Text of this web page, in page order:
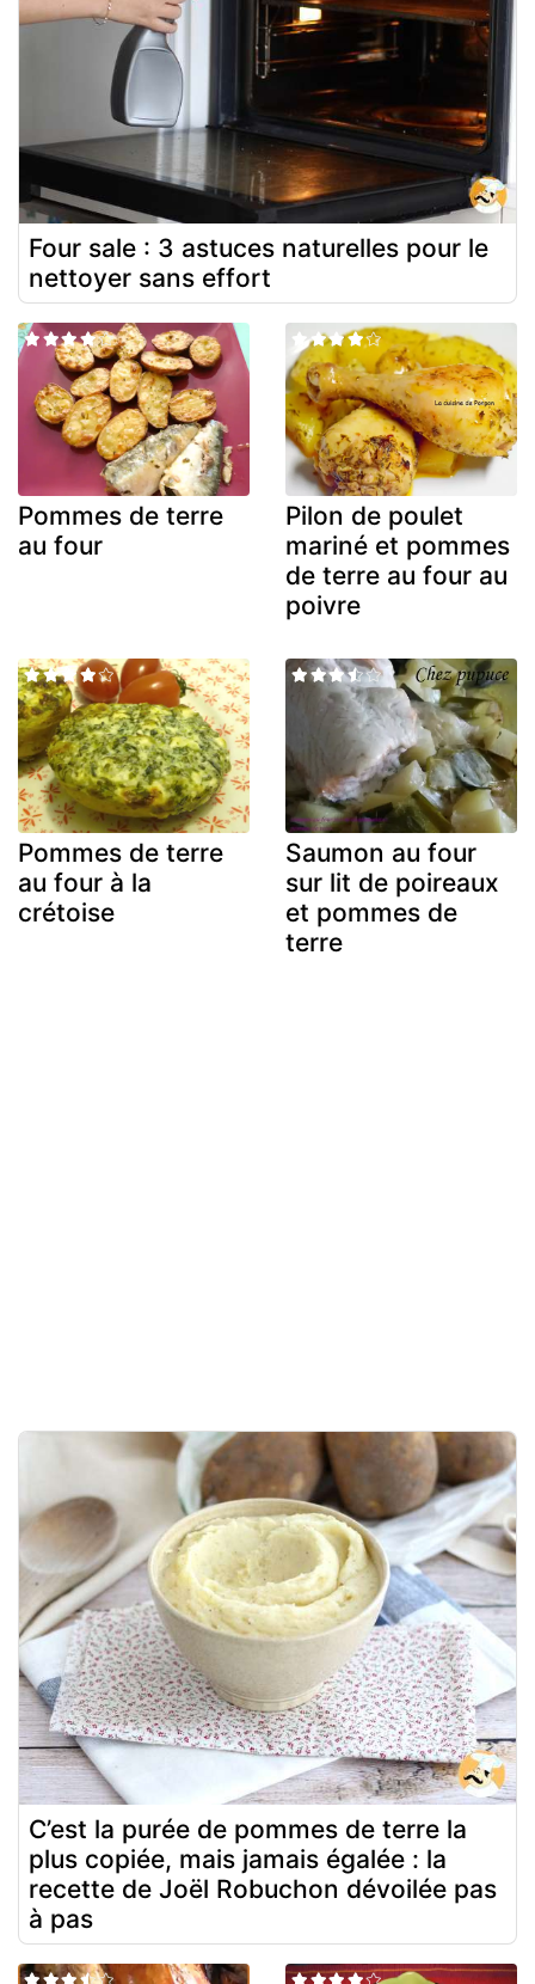
Four sale : 3 astuces naturelles pour le
nettoyer sans effort
Pommes de terre
au four
Pilon de poulet
mariné et pommes
de terre au four au
poivre
Pommes de terre
au four à la
crétoise
Saumon au four
sur lit de poireaux
et pommes de
terre
C’est la purée de pommes de terre la
plus copiée, mais jamais égalée : la
recette de Joël Robuchon dévoilée pas
à pas